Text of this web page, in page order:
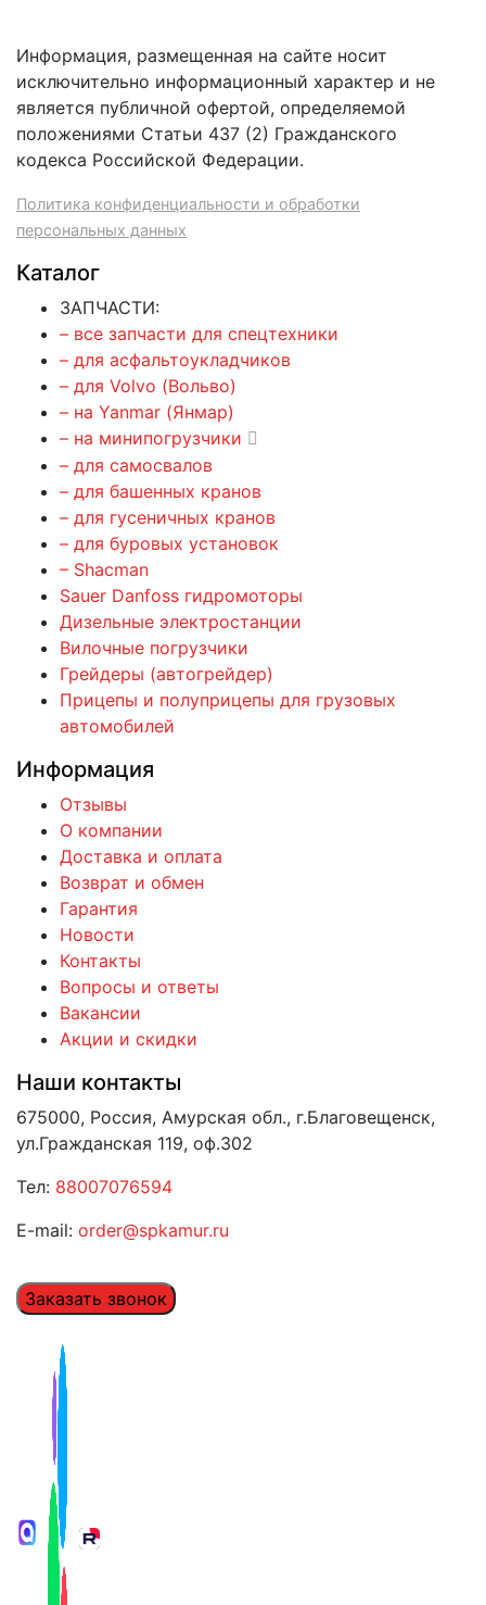
Информация, размещенная на сайте носит
исключительно информационный характер и не
является публичной офертой, определяемой
положениями Статьи 437 (2) Гражданского
кодекса Российской Федерации.
Политика конфиденциальности и обработки
персональных данных
Каталог
ЗАПЧАСТИ:
– все запчасти для спецтехники
– для асфальтоукладчиков
– для Volvo (Вольво)
– на Yanmar (Янмар)
– на минипогрузчики
– для самосвалов
– для башенных кранов
– для гусеничных кранов
– для буровых установок
– Shacman
Sauer Danfoss гидромоторы
Дизельные электростанции
Вилочные погрузчики
Грейдеры (автогрейдер)
Прицепы и полуприцепы для грузовых
автомобилей
Информация
Отзывы
О компании
Доставка и оплата
Возврат и обмен
Гарантия
Новости
Контакты
Вопросы и ответы
Вакансии
Акции и скидки
Наши контакты
675000, Россия, Амурская обл., г.Благовещенск,
ул.Гражданская 119, оф.302
Тел: 88007076594
E-mail: order@spkamur.ru
Заказать звонок